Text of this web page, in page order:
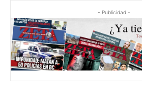
- Publicidad -